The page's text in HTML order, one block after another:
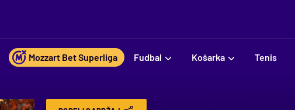
Mozzart Bet Superliga Fudbal Košarka Tenis